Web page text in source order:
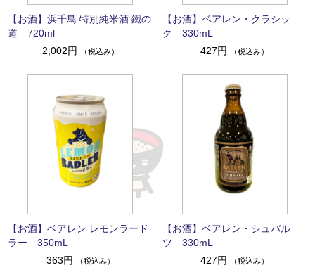
【お酒】浜千鳥 特別純米酒 鐵の
道 720ml
2,002円
（税込み）
【お酒】ベアレン・クラシッ
ク 330mL
427円
（税込み）
【お酒】ベアレン レモンラード
ラー 350mL
363円
（税込み）
【お酒】ベアレン・シュバル
ツ 330mL
427円
（税込み）